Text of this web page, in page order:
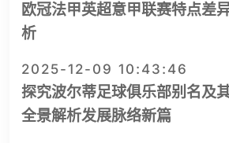
欧冠法甲英超意甲联赛特点差
析
2025-12-09 10:43:46
探究波尔蒂足球俱乐部别名及
全景解析发展脉络新篇